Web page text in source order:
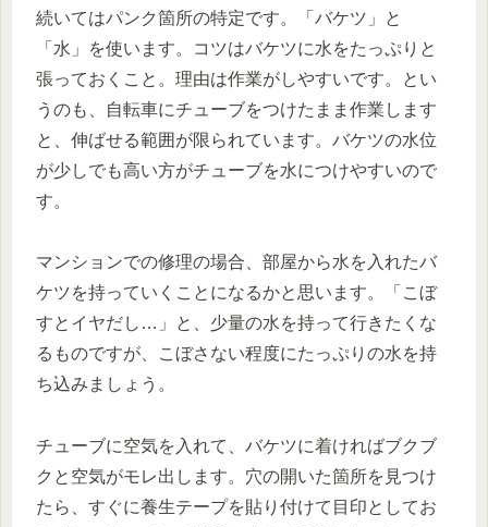
続いてはパンク箇所の特定です。「バケツ」と
「水」を使います。コツはバケツに水をたっぷりと
張っておくこと。理由は作業がしやすいです。とい
うのも、自転車にチューブをつけたまま作業します
と、伸ばせる範囲が限られています。バケツの水位
が少しでも高い方がチューブを水につけやすいので
す。
マンションでの修理の場合、部屋から水を入れたバ
ケツを持っていくことになるかと思います。「こぼ
すとイヤだし…」と、少量の水を持って行きたくな
るものですが、こぼさない程度にたっぷりの水を持
ち込みましょう。
チューブに空気を入れて、バケツに着ければブクブ
クと空気がモレ出します。穴の開いた箇所を見つけ
たら、すぐに養生テープを貼り付けて目印としてお